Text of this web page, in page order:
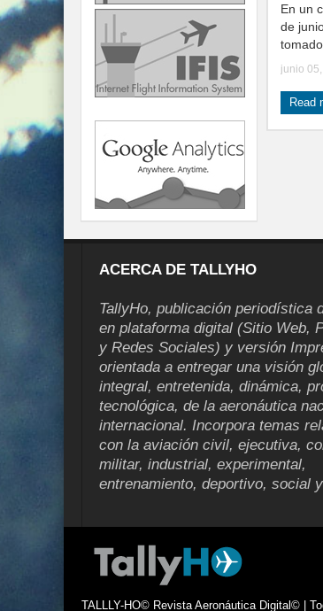
En un
de
junio
Read
ACERCA DE TALLYHO
TallyHo, publicación periodística
en plataforma digital (Sitio Web,
y Redes Sociales) y versión
orientada a entregar una visión
integral, entretenida, dinámica,
tecnológica, de la aeronáutica
internacional. Incorpora temas
con la aviación civil, ejecutiva,
militar, industrial, experimental,
entrenamiento, deportivo, social
TALLLY-HO© Revista Aeronáutica Digital© |